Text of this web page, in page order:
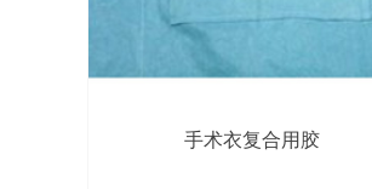
手术衣复合用胶